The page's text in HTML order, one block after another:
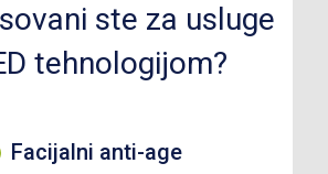
ste za usluge
tehnologijom?
Facijalni anti-age